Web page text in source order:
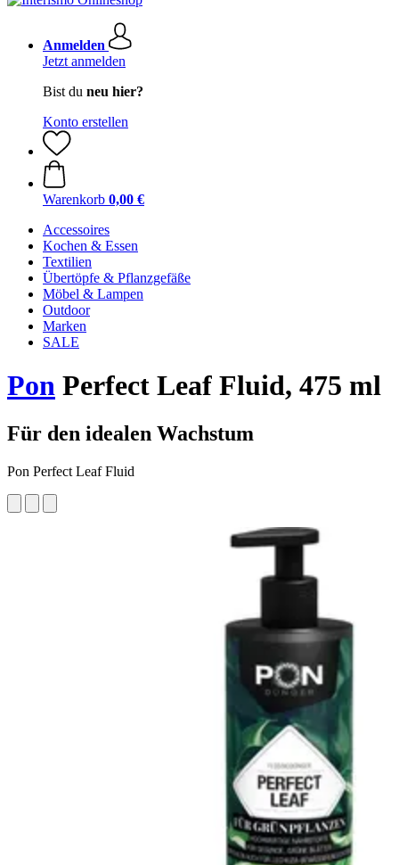
Anmelden
Jetzt anmelden
Bist du neu hier?
Konto erstellen
Warenkorb 0,00 €
Accessoires
Kochen & Essen
Textilien
Übertöpfe & Pflanzgefäße
Möbel & Lampen
Outdoor
Marken
SALE
Pon Perfect Leaf Fluid, 475 ml
Für den idealen Wachstum
Pon Perfect Leaf Fluid